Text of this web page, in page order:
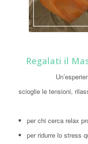
Regalati il
scioglie le tensioni,
per chi cerca relax
per ridurre lo stress